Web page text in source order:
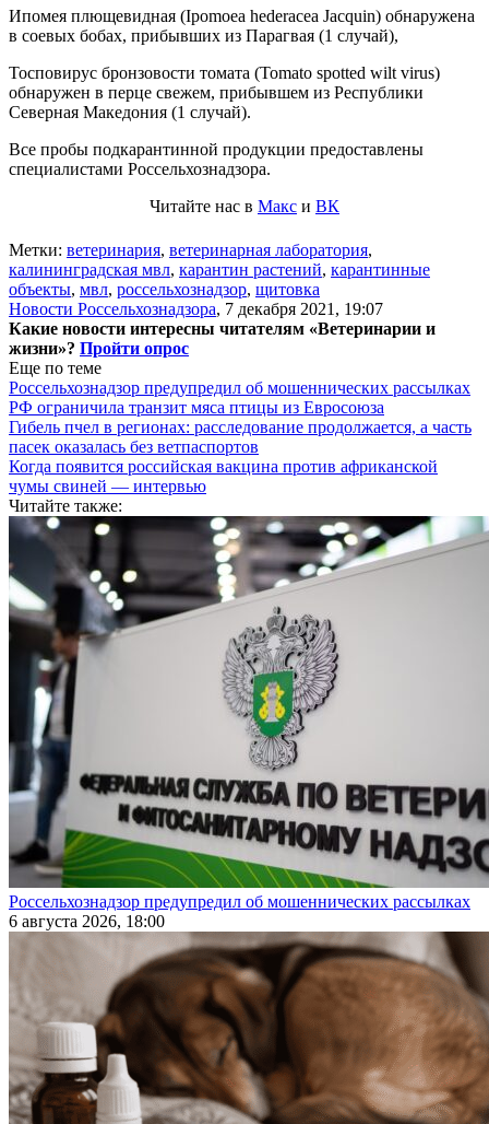
Ипомея плющевидная (Ipomoea hederacea Jacquin) обнаружена
в соевых бобах, прибывших из Парагвая (1 случай),
Тосповирус бронзовости томата (Tomato spotted wilt virus)
обнаружен в перце свежем, прибывшем из Республики
Северная Македония (1 случай).
Все пробы подкарантинной продукции предоставлены
специалистами Россельхознадзора.
Читайте нас в Макс и ВК
Метки: ветеринария, ветеринарная лаборатория,
калининградская мвл, карантин растений, карантинные
объекты, мвл, россельхознадзор, щитовка
Новости Россельхознадзора, 7 декабря 2021, 19:07
Какие новости интересны читателям «Ветеринарии и
жизни»? Пройти опрос
Еще по теме
Россельхознадзор предупредил об мошеннических рассылках
РФ ограничила транзит мяса птицы из Евросоюза
Гибель пчел в регионах: расследование продолжается, а часть
пасек оказалась без ветпаспортов
Когда появится российская вакцина против африканской
чумы свиней — интервью
Читайте также:
Россельхознадзор предупредил об мошеннических рассылках
6 августа 2026, 18:00